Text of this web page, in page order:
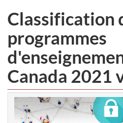
Classification
programmes
Canada 2021